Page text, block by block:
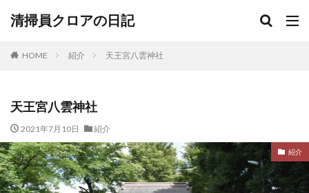
清掃員クロアの日記
HOME 紹介 天王宮八雲神社
天王宮八雲神社
2021年7月10日 紹介
紹介